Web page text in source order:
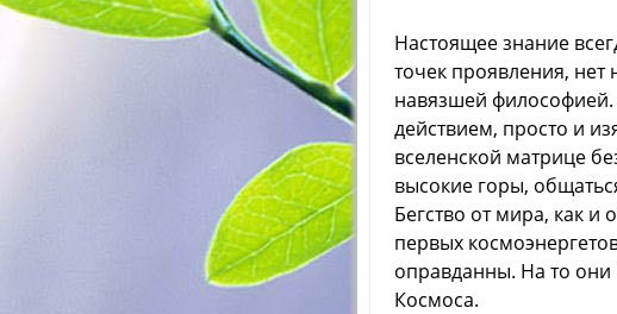
Настоящее знание
точек проявления,
навязшей философией.
действием, просто и
вселенской матрице
высокие горы,
Бегство от мира, как и
первых
оправданны. На то они
Космоса.